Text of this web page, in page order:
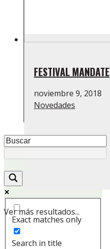
FESTIVAL MANDATE
noviembre 9, 2018
Novedades
Ver más resultados...
Exact matches only
Search in title